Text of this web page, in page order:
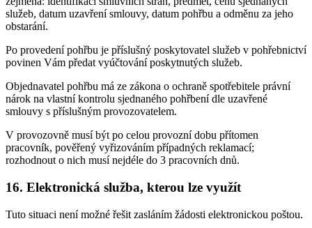
služeb, datum uzavření smlouvy, datum pohřbu a odměnu za jeho
obstarání.
Po provedení pohřbu je příslušný poskytovatel služeb v pohřebnictví
povinen Vám předat vyúčtování poskytnutých služeb.
Objednavatel pohřbu má ze zákona o ochraně spotřebitele právní
nárok na vlastní kontrolu sjednaného pohřbení dle uzavřené
smlouvy s příslušným provozovatelem.
V provozovně musí být po celou provozní dobu přítomen
pracovník, pověřený vyřizováním případných reklamací;
rozhodnout o nich musí nejdéle do 3 pracovních dnů.
16. Elektronická služba, kterou lze využít
Tuto situaci není možné řešit zasláním žádosti elektronickou poštou.